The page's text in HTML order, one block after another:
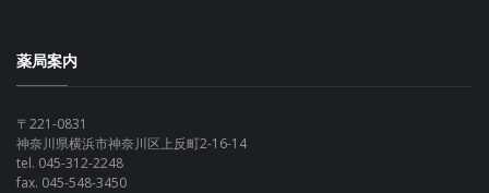
薬局案内
〒221-0831
神奈川県横浜市神奈川区上反町2-16-14
tel. 045-312-2248
fax. 045-548-3450